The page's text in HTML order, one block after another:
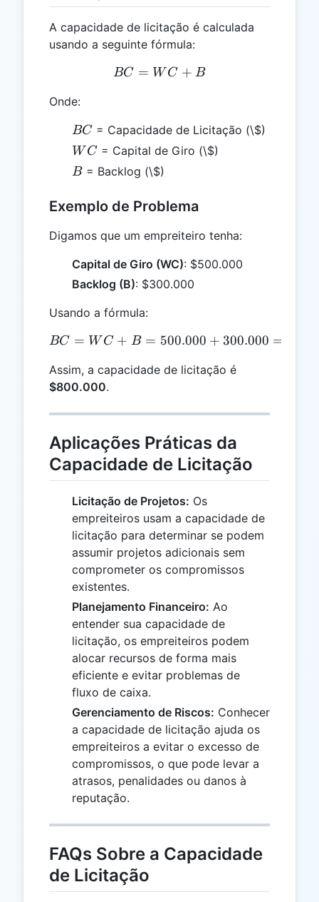
A capacidade de licitação é calculada
usando a seguinte fórmula:
BC = WC + B
BC = W C + B
Onde:
BC
BC = Capacidade de Licitação (\$)
WC
W C = Capital de Giro (\$)
B
B= Backlog (\$)
Exemplo de Problema
Digamos que um empreiteiro tenha:
Capital de Giro (WC): $500.000
Backlog (B): $300.000
Usando a fórmula:
BC = WC + B = 500.000
BC = W C + B = 500.000 + 300.000 =
Assim, a capacidade de licitação é
$800.000.
Aplicações Práticas da
Capacidade de Licitação
Licitação de Projetos: Os
empreiteiros usam a capacidade de
licitação para determinar se podem
assumir projetos adicionais sem
comprometer os compromissos
existentes.
Planejamento Financeiro: Ao
entender sua capacidade de
licitação, os empreiteiros podem
alocar recursos de forma mais
eficiente e evitar problemas de
fluxo de caixa.
Gerenciamento de Riscos: Conhecer
a capacidade de licitação ajuda os
empreiteiros a evitar o excesso de
compromissos, o que pode levar a
atrasos, penalidades ou danos à
reputação.
FAQs Sobre a Capacidade
de Licitação